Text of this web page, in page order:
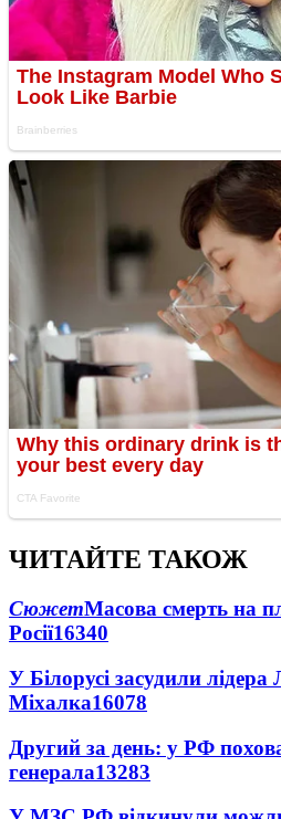
ЧИТАЙТЕ ТАКОЖ
СюжетМасова смерть на
Росії16340
У Білорусі засудили лідера
Міхалка16078
Другий за день: у РФ
генерала13283